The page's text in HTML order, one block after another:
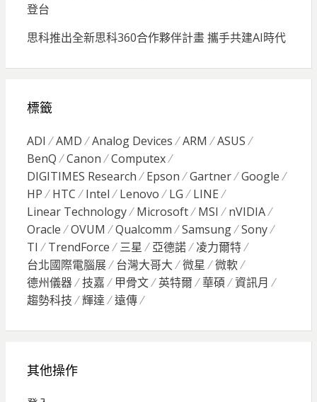
登台
思科推出全新思科360合作夥伴計畫 攜手共建AI時代
標籤
ADI AMD Analog Devices ARM
ASUS
BenQ
Canon
Computex
DIGITIMES Research
Epson Gartner
Google
HP
HTC Intel Lenovo LG
LINE
Linear Technology
Microsoft MSI
nVIDIA
Oracle
OVUM Qualcomm Samsung
Sony
TI
TrendForce 三星 亞德諾
凌力爾特
台北國際電腦展
台灣大哥大 微星
微軟
德州儀器
技嘉 甲骨文 英特爾 華碩
資訊月
趨勢科技
輝達 遠傳
其他操作